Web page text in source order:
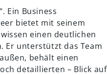
Ein Business
bietet mit seinem
einen deutlichen
Er unterstützt das Team
behält einen
detaillierten – Blick auf